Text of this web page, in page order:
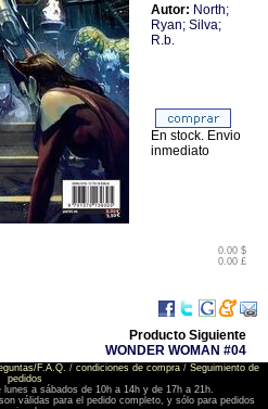
Autor: North;
Ryan; Silva;
R.b.
0.00 $
0.00 £
En stock. Envio
inmediato
Producto Siguiente
WONDER WOMAN #04
F.A.Q. / condiciones de compra/ Seguimiento de
pedidos
a sábados de 10h a 14h y de 17h a 21h.
válidas para el pedido completo, y sólo para pedidos